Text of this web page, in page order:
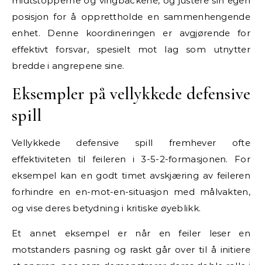
posisjon for å opprettholde en sammenhengende
enhet. Denne koordineringen er avgjørende for
effektivt forsvar, spesielt mot lag som utnytter
bredde i angrepene sine.
Eksempler på vellykkede defensive
spill
Vellykkede defensive spill fremhever ofte
effektiviteten til feileren i 3-5-2-formasjonen. For
eksempel kan en godt timet avskjæring av feileren
forhindre en en-mot-en-situasjon med målvakten,
og vise deres betydning i kritiske øyeblikk.
Et annet eksempel er når en feiler leser en
motstanders pasning og raskt går over til å initiere